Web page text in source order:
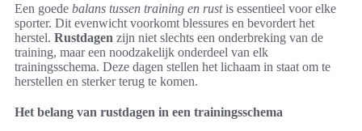
Een goede balans tussen training en rustis essentieel voor elke
sporter. Dit evenwicht voorkomt blessures en bevordert het
herstel. Rustdagen zijn niet slechts een onderbreking van de
training, maar een noodzakelijk onderdeel van elk
trainingsschema. Deze dagen stellen het lichaam in staat om te
herstellen en sterker terug te komen.
Het belang van rustdagen in een trainingsschema